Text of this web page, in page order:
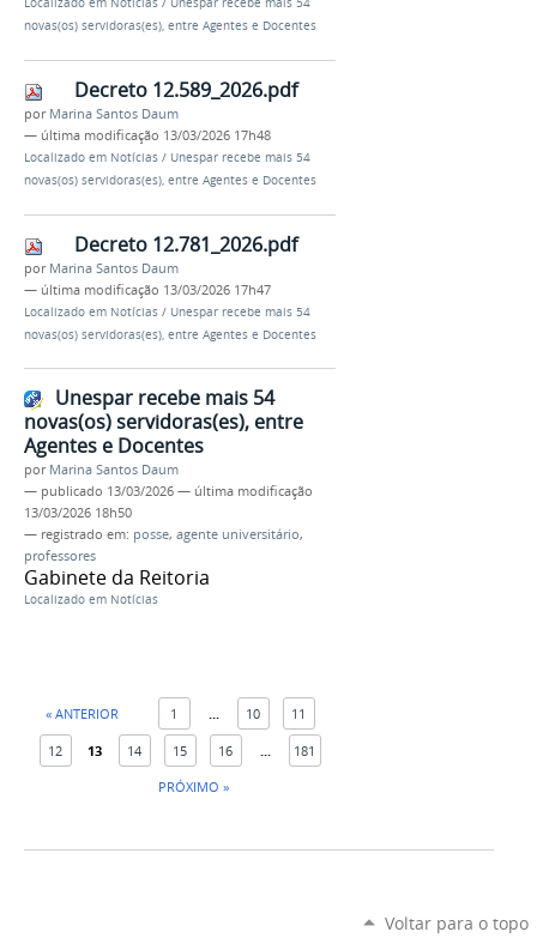
Localizado em Notícias / Unespar recebe mais 54
novas(os) servidoras(es), entre Agentes e Docentes
Decreto 12.589_2026.pdf
por Marina Santos Daum
— última modificação 13/03/2026 17h48
Localizado em Notícias / Unespar recebe mais 54
novas(os) servidoras(es), entre Agentes e Docentes
Decreto 12.781_2026.pdf
por Marina Santos Daum
— última modificação 13/03/2026 17h47
Localizado em Notícias / Unespar recebe mais 54
novas(os) servidoras(es), entre Agentes e Docentes
Unespar recebe mais 54
novas(os) servidoras(es), entre
Agentes e Docentes
por Marina Santos Daum
— publicado 13/03/2026 — última modificação
13/03/2026 18h50
— registrado em: posse, agente universitário,
professores
Gabinete da Reitoria
Localizado em Notícias
« ANTERIOR 1 ... 10 11
12 13 14 15 16 ...
181
PRÓXIMO »
Voltar para o topo